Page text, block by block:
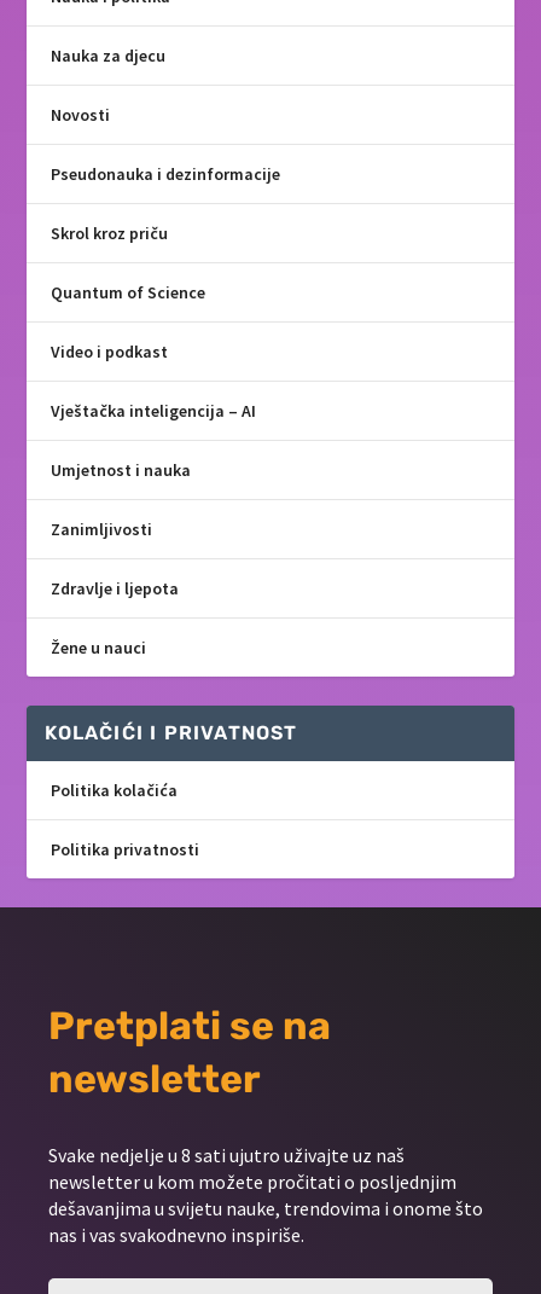
Nauka za djecu
Novosti
Pseudonauka i dezinformacije
Skrol kroz priču
Quantum of Science
Video i podkast
Vještačka inteligencija – AI
Umjetnost i nauka
Zanimljivosti
Zdravlje i ljepota
Žene u nauci
KOLAČIĆI I PRIVATNOST
Politika kolačića
Politika privatnosti
Pretplati se na
newsletter
Svake nedjelje u 8 sati ujutro uživajte uz naš
newsletter u kom možete pročitati o posljednjim
dešavanjima u svijetu nauke, trendovima i onome što
nas i vas svakodnevno inspiriše.